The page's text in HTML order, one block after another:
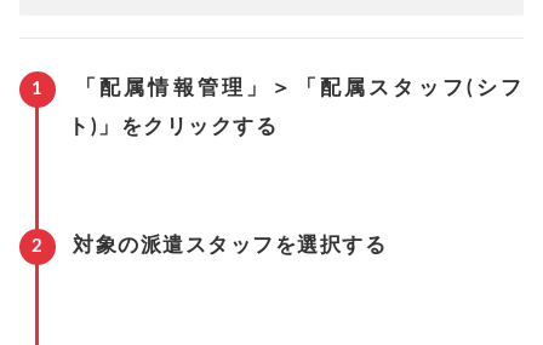
「配属情報管理」＞「配属スタッフ(シフ
ト)」をクリックする
対象の派遣スタッフを選択する